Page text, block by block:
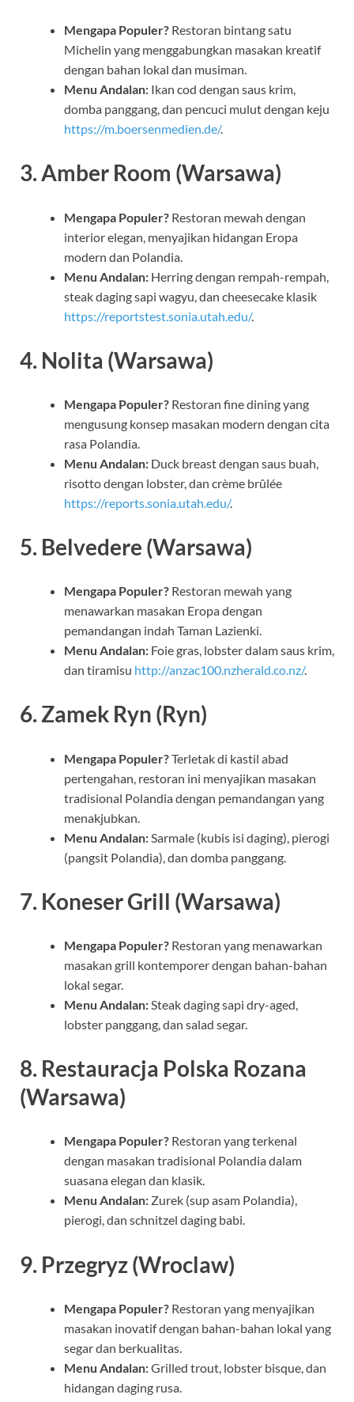
Mengapa Populer? Restoran bintang satu
Michelin yang menggabungkan masakan kreatif
dengan bahan lokal dan musiman.
Menu Andalan: Ikan cod dengan saus krim,
domba panggang, dan pencuci mulut dengan keju
https://m.boersenmedien.de/.
3. Amber Room (Warsawa)
Mengapa Populer? Restoran mewah dengan
interior elegan, menyajikan hidangan Eropa
modern dan Polandia.
Menu Andalan: Herring dengan rempah-rempah,
steak daging sapi wagyu, dan cheesecake klasik
https://reportstest.sonia.utah.edu/.
4. Nolita (Warsawa)
Mengapa Populer? Restoran fine dining yang
mengusung konsep masakan modern dengan cita
rasa Polandia.
Menu Andalan: Duck breast dengan saus buah,
risotto dengan lobster, dan crème brûlée
https://reports.sonia.utah.edu/.
5. Belvedere (Warsawa)
Mengapa Populer? Restoran mewah yang
menawarkan masakan Eropa dengan
pemandangan indah Taman Lazienki.
Menu Andalan: Foie gras, lobster dalam saus krim,
dan tiramisu http://anzac100.nzherald.co.nz/.
6. Zamek Ryn (Ryn)
Mengapa Populer?Terletak di kastil abad
pertengahan, restoran ini menyajikan masakan
tradisional Polandia dengan pemandangan yang
menakjubkan.
Menu Andalan: Sarmale (kubis isi daging), pierogi
(pangsit Polandia), dan domba panggang.
7. Koneser Grill (Warsawa)
Mengapa Populer? Restoran yang menawarkan
masakan grill kontemporer dengan bahan-bahan
lokal segar.
Menu Andalan:Steak daging sapi dry-aged,
lobster panggang, dan salad segar.
8. Restauracja Polska Rozana
(Warsawa)
Mengapa Populer? Restoran yang terkenal
dengan masakan tradisional Polandia dalam
suasana elegan dan klasik.
Menu Andalan: Zurek (sup asam Polandia),
pierogi, dan schnitzel daging babi.
9. Przegryz (Wroclaw)
Mengapa Populer? Restoran yang menyajikan
masakan inovatif dengan bahan-bahan lokal yang
segar dan berkualitas.
Menu Andalan:Grilled trout, lobster bisque, dan
hidangan daging rusa.